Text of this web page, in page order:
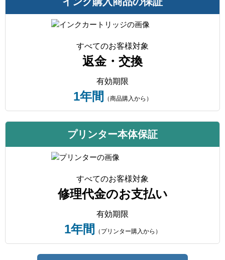
すべてのお客様対象
返金・交換
有効期限
1年間 （商品購入から）
プリンター本体保証
すべてのお客様対象
修理代金のお支払い
有効期限
1年間 （プリンター購入から）